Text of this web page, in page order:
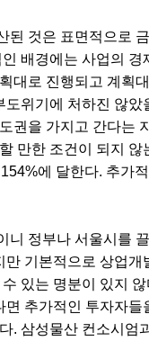
된 것은 표면적으로
배경에는 사업의
대로 진행되고 계획
위기에 처하진 않
권을 가지고 간다는
만한 조건이 되지
에 달한다. 추가
니 정부나 서울시를
기본적으로 상업
있는 명분이 있지
추가적인 투자자
. 삼성물산 컨소시엄